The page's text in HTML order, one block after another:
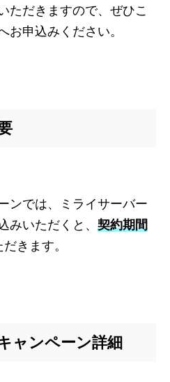
ただきますので、ぜひこ
お申込みください。
ンでは、ミライサーバー
みいただくと、 契約期間
きます。
ャンペーン詳細